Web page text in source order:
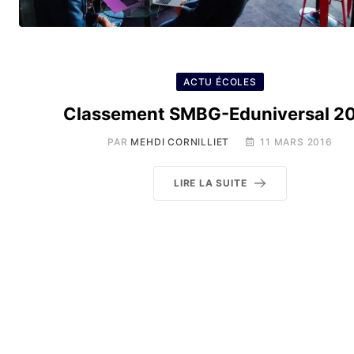
ACTU ÉCOLES
Classement SMBG-Eduniversal
PAR MEHDI CORNILLIET 11 MARS 2016
LIRE LA SUITE